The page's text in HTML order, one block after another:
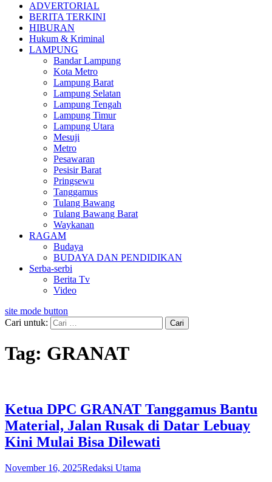
ADVERTORIAL
BERITA TERKINI
HIBURAN
Hukum & Kriminal
LAMPUNG
Bandar Lampung
Kota Metro
Lampung Barat
Lampung Selatan
Lampung Tengah
Lampung Timur
Lampung Utara
Mesuji
Metro
Pesawaran
Pesisir Barat
Pringsewu
Tanggamus
Tulang Bawang
Tulang Bawang Barat
Waykanan
RAGAM
Budaya
BUDAYA DAN PENDIDIKAN
Serba-serbi
Berita Tv
Video
site mode button
Cari untuk:
Tag: GRANAT
Ketua DPC GRANAT Tanggamus Bantu
Material, Jalan Rusak di Datar Lebuay
Kini Mulai Bisa Dilewati
November 16, 2025Redaksi Utama